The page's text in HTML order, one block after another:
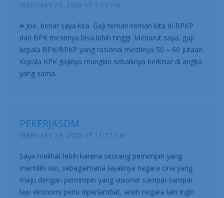
FEBRUARY 28, 2008 AT 1:15 PM
# Joe, benar saya kira. Gaji teman-teman kita di BPKP
dan BPK mestinya bisa lebih tinggi. Menurut saya, gaji
kepala BPK/BPKP yang rasional mestinya 50 – 60 jutaan.
Kepala KPK gajinya mungkin sebaiknya berkisar di angka
yang sama.
PEKERJASDM
FEBRUARY 29, 2008 AT 11:17 AM
Saya melihat lebih karena seorang pemimpin yang
memiliki visi, sebagaimana layaknya negara cina yang
maju dengan pemimpin yang visioner sampai-sampai
laju ekonomi perlu diperlambat, aneh negara lain ingin